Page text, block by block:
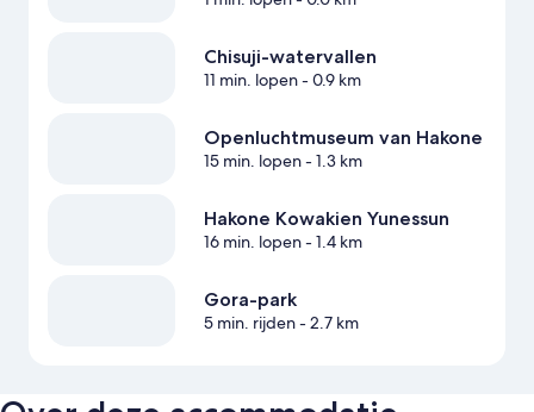
Chisuji-watervallen
11 min. lopen- 0.9 km
Openluchtmuseum van Hakone
15 min. lopen- 1.3 km
Hakone Kowakien Yunessun
16 min. lopen- 1.4 km
Gora-park
5 min. rijden- 2.7 km